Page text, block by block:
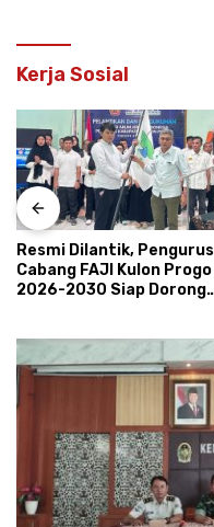
Kerja Sosial
Resmi Dilantik, Pengurus
Cabang FAJI Kulon Progo
2026-2030 Siap Dorong